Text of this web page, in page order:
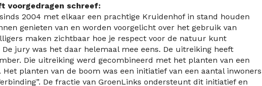
voorgedragen schreef:
2004 met elkaar een prachtige Kruidenhof in stand houden
genieten van en worden voorgelicht over het gebruik van
maken zichtbaar hoe je respect voor de natuur kunt
jury was het daar helemaal mee eens. De uitreiking heeft
Die uitreiking werd gecombineerd met het planten van een
planten van de boom was een initiatief van een aantal inwoners
De fractie van GroenLinks ondersteunt dit initiatief en